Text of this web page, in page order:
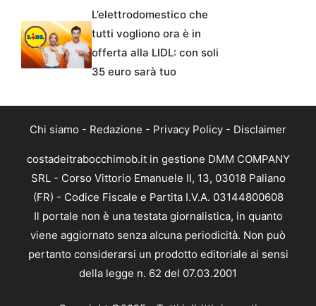
L’elettrodomestico che
tutti vogliono ora è in
offerta alla LIDL: con soli
35 euro sarà tuo
Chi siamo - Redazione - Privacy Policy - Disclaimer
costadeitrabocchimob.it in gestione DMM COMPANY
SRL - Corso Vittorio Emanuele II, 13, 03018 Paliano
(FR) - Codice Fiscale e Partita I.V.A. 03144800608
Il portale non è una testata giornalistica, in quanto
viene aggiornato senza alcuna periodicità. Non può
pertanto considerarsi un prodotto editoriale ai sensi
della legge n. 62 del 07.03.2001